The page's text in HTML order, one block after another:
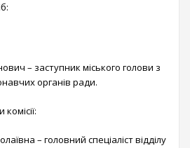
– заступник міського голови з
органів ради.
– головний спеціаліст відділу